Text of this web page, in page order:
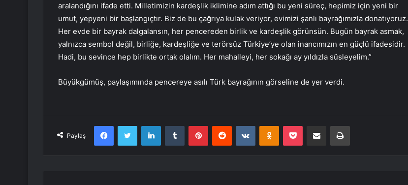
aralandığını ifade etti. Milletimizin kardeşlik iklimine adım attığı bu yeni süreç, hepimiz için yeni bir
umut, yepyeni bir başlangıçtır. Biz de bu çağrıya kulak veriyor, evimizi şanlı bayrağımızla donatıyoruz.
Her evde bir bayrak dalgalansın, her pencereden birlik ve kardeşlik görünsün. Bugün bayrak asmak,
yalnızca sembol değil, birliğe, kardeşliğe ve terörsüz Türkiye’ye olan inancımızın en güçlü ifadesidir.
Hadi, bu sevince hep birlikte ortak olalım. Her mahalleyi, her sokağı ay yıldızla süsleyelim.”
Büyükgümüş, paylaşımında pencereye asılı Türk bayrağının görseline de yer verdi.
Paylaş
FacebookTwitter LinkedInTumblr PinterestReddit VKontakteOdnoklassniki
Pocket E-Posta ile paylaş Yazdır